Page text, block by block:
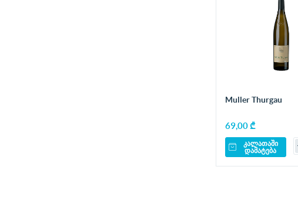
Muller Thurgau
69,00 ₾
კალათაში
დამატება